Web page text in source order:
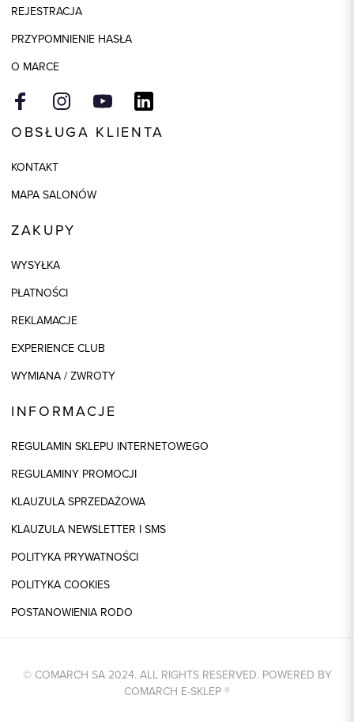
Składy podszewek
Model
REJESTRACJA
PRZYPOMNIENIE HASŁA
O MARCE
OBSŁUGA KLIENTA
KONTAKT
MAPA SALONÓW
ZAKUPY
WYSYŁKA
PŁATNOŚCI
REKLAMACJE
EXPERIENCE CLUB
WYMIANA / ZWROTY
INFORMACJE
REGULAMIN SKLEPU INTERNETOWEGO
REGULAMINY PROMOCJI
KLAUZULA SPRZEDAŻOWA
KLAUZULA NEWSLETTER I SMS
POLITYKA PRYWATNOŚCI
POLITYKA COOKIES
POSTANOWIENIA RODO
© COMARCH SA 2024. ALL RIGHTS RESERVED. POWERED BY
COMARCH E-SKLEP®